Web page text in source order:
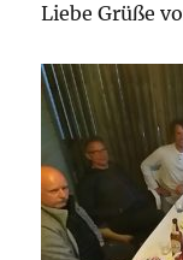
Liebe Grüße